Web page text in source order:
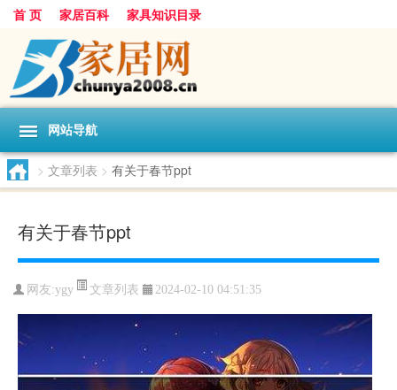
首 页 家居百科 家具知识目录
网站导航
> 文章列表 > 有关于春节ppt
有关于春节ppt
网友:ygy 文章列表 2024-02-10 04:51:35